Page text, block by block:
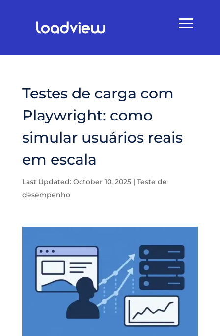
Testes de carga com
Playwright: como
simular usuários reais
em escala
Last Updated: October 10, 2025| Teste de
desempenho